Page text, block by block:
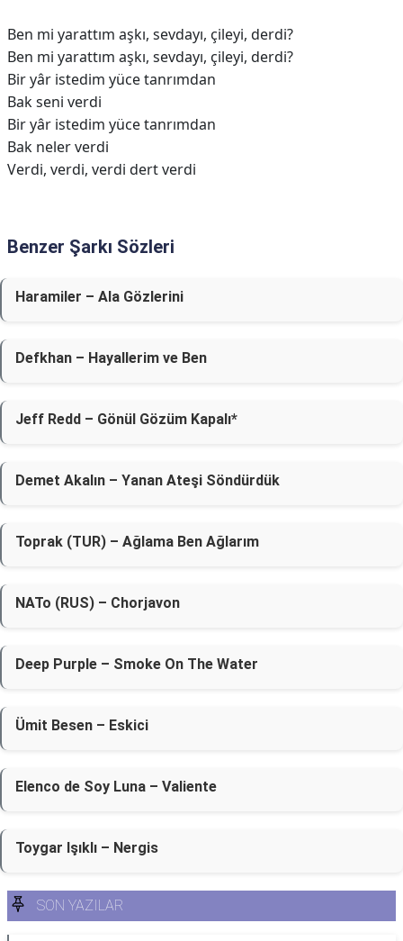
Ben mi yarattım aşkı, sevdayı, çileyi, derdi?
Ben mi yarattım aşkı, sevdayı, çileyi, derdi?
Bir yâr istedim yüce tanrımdan
Bak seni verdi
Bir yâr istedim yüce tanrımdan
Bak neler verdi
Verdi, verdi, verdi dert verdi
Benzer Şarkı Sözleri
Haramiler – Ala Gözlerini
Defkhan – Hayallerim ve Ben
Jeff Redd – Gönül Gözüm Kapalı*
Demet Akalın – Yanan Ateşi Söndürdük
Toprak (TUR) – Ağlama Ben Ağlarım
NATo (RUS) – Chorjavon
Deep Purple – Smoke On The Water
Ümit Besen – Eskici
Elenco de Soy Luna – Valiente
Toygar Işıklı – Nergis
SON YAZILAR